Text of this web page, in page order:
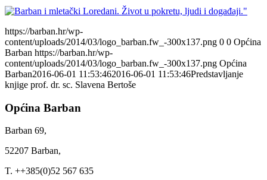
https://barban.hr/wp-
content/uploads/2014/03/logo_barban.fw_-300x137.png 0 0 Općina
Barban https://barban.hr/wp-
content/uploads/2014/03/logo_barban.fw_-300x137.png Općina
Barban2016-06-01 11:53:462016-06-01 11:53:46Predstavljanje
knjige prof. dr. sc. Slavena Bertoše
Općina Barban
Barban 69,
52207 Barban,
T. ++385(0)52 567 635